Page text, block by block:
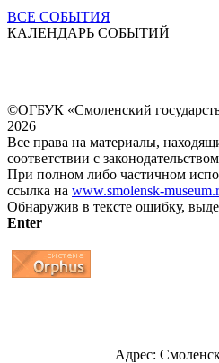
ВСЕ СОБЫТИЯ
КАЛЕНДАРЬ СОБЫТИЙ
©ОГБУК «Смоленский
2026
Все права на материалы,
соответствии с
При полном либо частичном
ссылка на www.smolensk-
Обнаружив в тексте ошибку,
Enter
Адрес: